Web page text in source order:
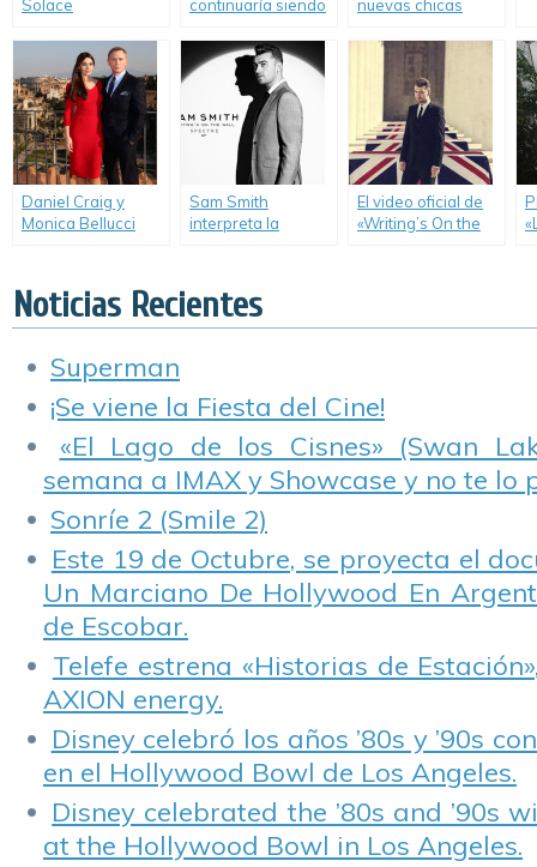
Solace
continuaría siendo
nuevas chicas
Daniel Craig y
Monica Bellucci
Sam Smith
interpreta la
El video oficial de
«Writing’s On the
Noticias Recientes
Superman
¡Se viene la Fiesta del Cine!
«El Lago de los Cisnes» (Swan
semana a IMAX y Showcase y no te lo
Sonríe 2 (Smile 2)
Este 19 de Octubre, se proyecta el
Un Marciano De Hollywood En
de Escobar.
Telefe estrena «Historias de
AXION energy.
Disney celebró los años ’80s y ’90s
en el Hollywood Bowl de Los Angeles.
Disney celebrated the ’80s and ’90s
at the Hollywood Bowl in Los Angeles.